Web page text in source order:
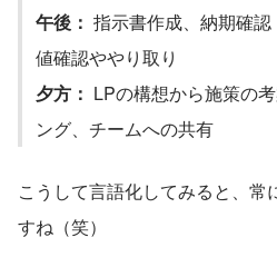
午後： 指示書作成、納期確
値確認ややり取り
夕方： LPの構想から施策の
ング、チームへの共有
こうして言語化してみると、常
すね（笑）